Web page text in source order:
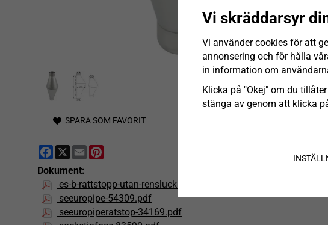
SPARA SOM FAVORIT
Facebook
X Email
Dokument:
es-b-rattstopp-utan-renslucka-892-110-110-sv-se.pdf
seeuropipe-54309.pdf
seeuropiperatstop-34169.pdf
Vi skräddarsyr
Vi använder cookies för att
annonsering och för hålla
in information om
Klicka på "Okej" om du
stänga av genom att klicka